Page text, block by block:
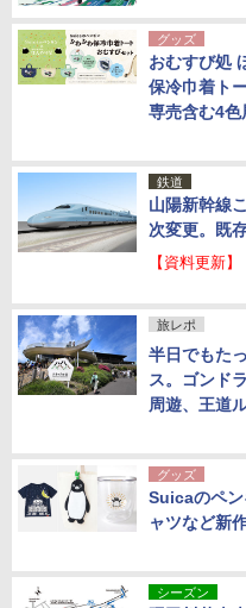
グッズ
おむすび処
保冷巾着ト
専売含む4色
鉄道
山陽新幹線
次変更。既
【資料更新】
旅レポ
半日でもた
ス。ゴンド
周遊、王道
グッズ
Suicaのペ
ャツなど新
シーズン